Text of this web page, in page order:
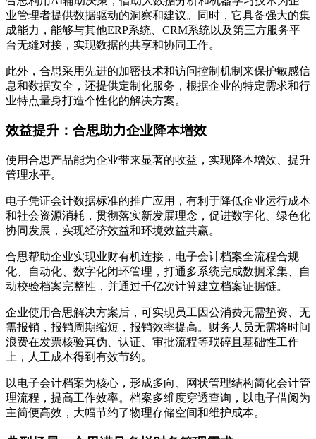
业管理者提供数据驱动的洞察和建议。同时，它具备强大的集
成能力，能够与其他ERP系统、CRM系统以及第三方服务平
台无缝对接，实现数据的共享和协同工作。
此外，合思采用先进的加密技术和访问控制机制来保护敏感信
息和数据安全，还提供定制化服务，根据企业的特定需求和行
业特点量身打造个性化的解决方案。
效益提升：合思助力企业降本增效
使用合思产品能为企业带来显著的收益，实现降本增效、提升
管理水平。
电子凭证会计数据标准的推广应用，有利于降低企业运行成本
和社会资源消耗，贯彻落实新发展理念，促进数字化、绿色化
协同发展，实现经济效益和环境效益共赢。
合思帮助企业实现业财有机连接，电子会计档案全流程合规
化、自动化、数字化闭环管理，打通多系统完成数据采集、自
动校验档案完整性，并通过千亿次计算建立档案证据链。
企业使用合思解决方案后，可实现员工因公消费无需垫资、无
需报销，报销周期缩短，报销效率提高。财务人员无需将时间
浪费在发票核验真伪、认证、审批流程等琐碎且基础性工作
上，人工成本得到有效节约。
以电子会计档案为核心，形成多向、网状管理结构简化会计管
理流程，提高工作效率。档案多维度穿透查询，以电子借阅为
主简便高效，大幅节约了物理存储空间和维护成本。